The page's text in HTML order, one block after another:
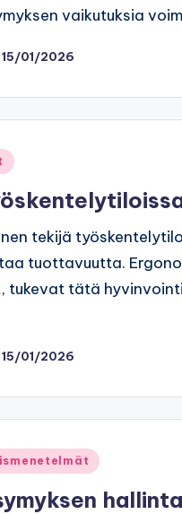
vaikutuksia
15/01/2026
tekijä
tuottavuutta.
tukevat tätä
15/01/2026